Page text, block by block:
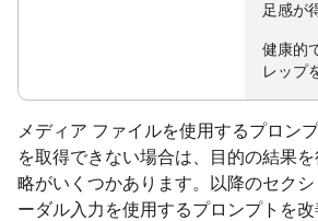
足感が
健康的
レップ
メディア ファイルを使用するプロン
を取得できない場合は、目的の結果
略がいくつかあります。以降のセク
ーダル入力を使用するプロンプトを